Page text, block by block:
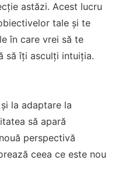
astăzi. Acest lucru
tale și te
în care vrei să te
să îți asculți intuiția.
la adaptare la
să apară
perspectivă
ceea ce este nou